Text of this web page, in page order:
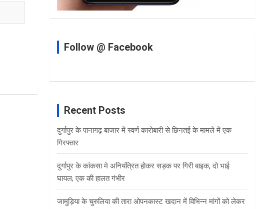
Follow @ Facebook
Recent Posts
दुर्गापुर के पानागढ़ बाजार में स्वर्ण कारोबारी से छिनतई के मामले में एक
गिरफ्तार
दुर्गापुर के कांकसा मे अनियंत्रित होकर सड़क पर गिरी बाइक, दो भाई
घायल; एक की हालत गंभीर
जामुड़िया के चुरुलिया की तारा ओपनकास्ट खदान में विभिन्न मांगों को लेकर